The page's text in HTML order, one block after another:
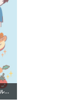
2026_038_健康的なライフスタイルのイラスト